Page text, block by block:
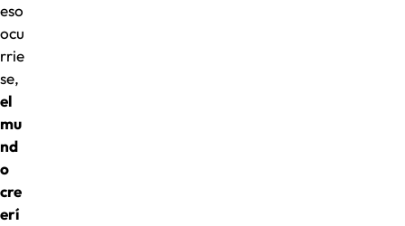
eso
ocu
rrie
se,
el
mu
nd
o
cre
erí